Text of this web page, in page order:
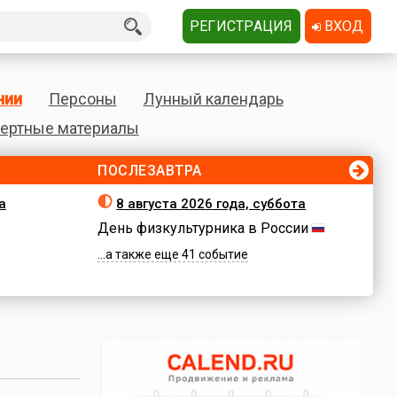
Персоны
Лунный календарь
материалы
ПОСЛЕЗАВТРА
8 августа 2026 года, суббота
День физкультурника в России
...а также еще 41 событие
РЕГИСТРАЦИЯ ВХОД